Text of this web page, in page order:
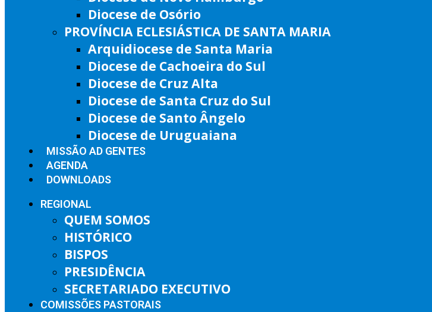
Diocese de Osório
PROVÍNCIA ECLESIÁSTICA DE SANTA MARIA
Arquidiocese de Santa Maria
Diocese de Cachoeira do Sul
Diocese de Cruz Alta
Diocese de Santa Cruz do Sul
Diocese de Santo Ângelo
Diocese de Uruguaiana
MISSÃO AD GENTES
AGENDA
DOWNLOADS
REGIONAL
QUEM SOMOS
HISTÓRICO
BISPOS
PRESIDÊNCIA
SECRETARIADO EXECUTIVO
COMISSÕES PASTORAIS